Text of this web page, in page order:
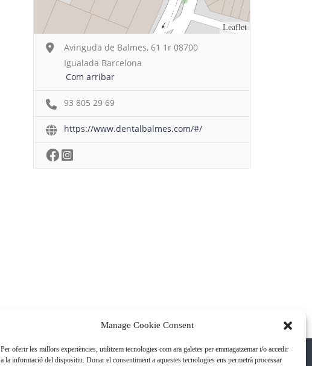
Manage Cookie Consent
Per oferir les millors experiències, utilitzem tecnologies com ara galetes per emmagatzemar i/o accedir
a la informació del dispositiu. Donar el consentiment a aquestes tecnologies ens permetrà processar
Leaflet
Avinguda de Balmes, 61 1r 08700
Igualada Barcelona
Com arribar
93 805 29 69
https://www.dentalbalmes.com/#/